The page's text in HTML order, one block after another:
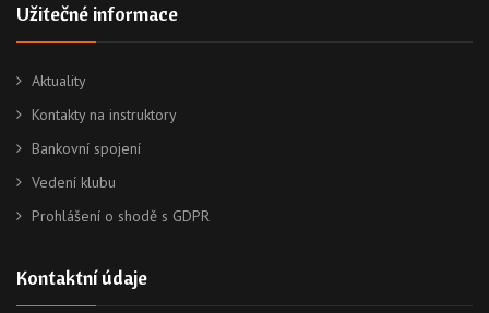
Užitečné informace
Aktuality
Kontakty na instruktory
Bankovní spojení
Vedení klubu
Prohlášení o shodě s GDPR
Kontaktní údaje